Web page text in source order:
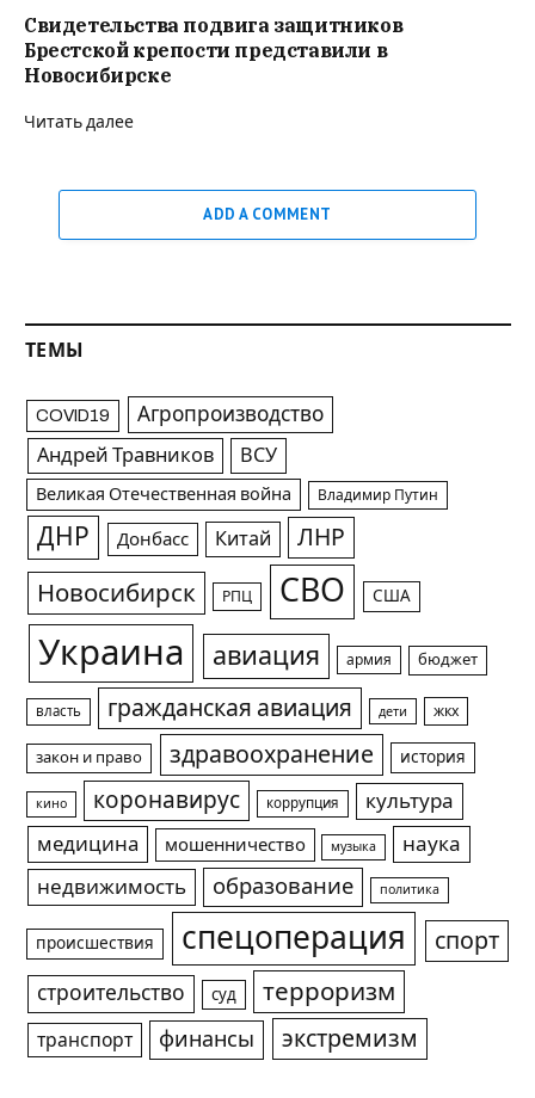
Свидетельства подвига защитников
Брестской крепости представили в
Новосибирске
Читать далее
ADD A COMMENT
ТЕМЫ
COVID19 Агропроизводство
Андрей Травников ВСУ
Великая Отечественная война Владимир Путин
ДНР Донбасс Китай ЛНР
Новосибирск РПЦ СВО США
Украина авиация армия бюджет
власть гражданская авиация дети жкх
закон и право здравоохранение история
кино коронавирус коррупция
культура
медицина
мошенничество музыка
наука
недвижимость
образование политика
происшествия спецоперация спорт
строительство суд терроризм
транспорт финансы экстремизм